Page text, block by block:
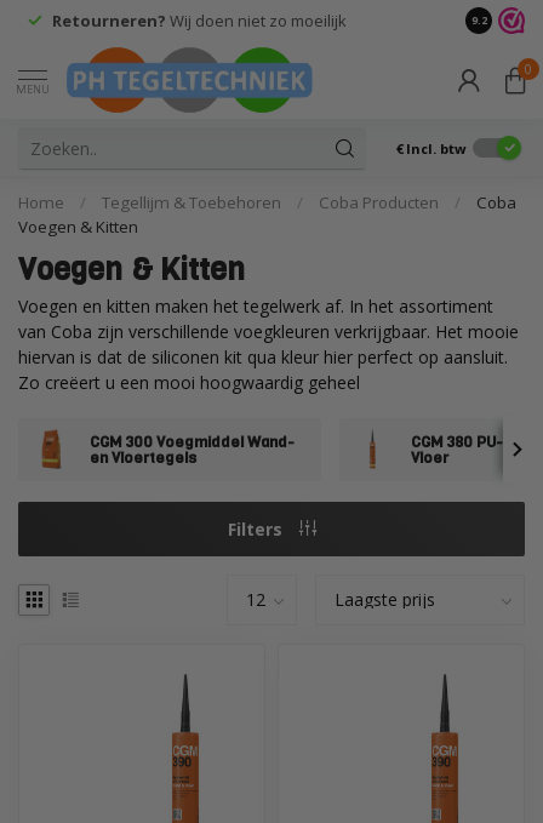
Retourneren? Wij doen niet zo moeilijk 9.2
MENU
0
€ Incl. btw
Home / Tegellijm & Toebehoren / Coba Producten /
Coba
Voegen & Kitten
Voegen & Kitten
Voegen en kitten maken het tegelwerk af. In het assortiment
van Coba zijn verschillende voegkleuren verkrijgbaar. Het mooie
hiervan is dat de siliconen kit qua kleur hier perfect op aansluit.
Zo creëert u een mooi hoogwaardig geheel
CGM 300 Voegmiddel Wand-
en Vloertegels
CGM 380 PU-
Vloer
Filters